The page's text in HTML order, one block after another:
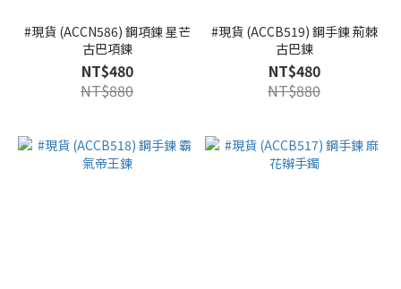
#現貨 (ACCN586) 鋼項鍊 星芒
古巴項鍊
NT$480
NT$880
#現貨 (ACCB519) 鋼手鍊 荊棘
古巴鍊
NT$480
NT$880